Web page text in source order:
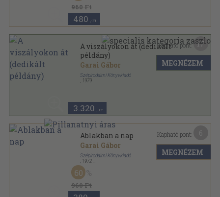
960 Ft
480 ,-Ft
A viszályokon át (dedikált
példány)
Garai Gábor
Szépirodalmi Könyvkiadó
1979
3.320 ,-Ft
Kapható pont: 17
MEGNÉZEM
Ablakban a nap
Garai Gábor
Szépirodalmi Könyvkiadó
1972
Vászon
960 Ft
60
Kapható pont:
MEGNÉZEM